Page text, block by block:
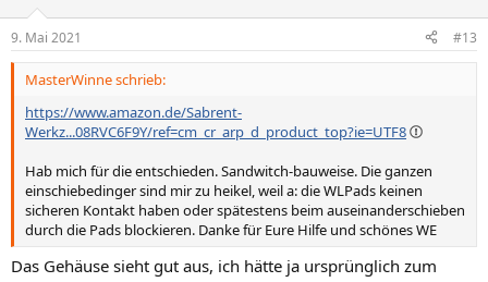
9. Mai 2021 #13
MasterWinne schrieb:
https://www.amazon.de/Sabrent-
Werkz...08RVC6F9Y/ref=cm_cr_arp_d_product_top?ie=UTF8
Hab mich für die entschieden. Sandwitch-bauweise. Die ganzen
einschiebedinger sind mir zu heikel, weil a: die WLPads keinen
sicheren Kontakt haben oder spätestens beim auseinanderschieben
durch die Pads blockieren. Danke für Eure Hilfe und schönes WE
Das Gehäuse sieht gut aus, ich hätte ja ursprünglich zum